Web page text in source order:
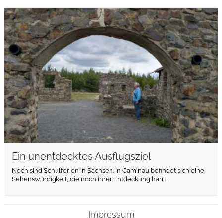
Ein unentdecktes Ausflugsziel
Noch sind Schulferien in Sachsen. In Caminau befindet sich eine
Sehenswürdigkeit, die noch ihrer Entdeckung harrt.
weiterlesen
Impressum